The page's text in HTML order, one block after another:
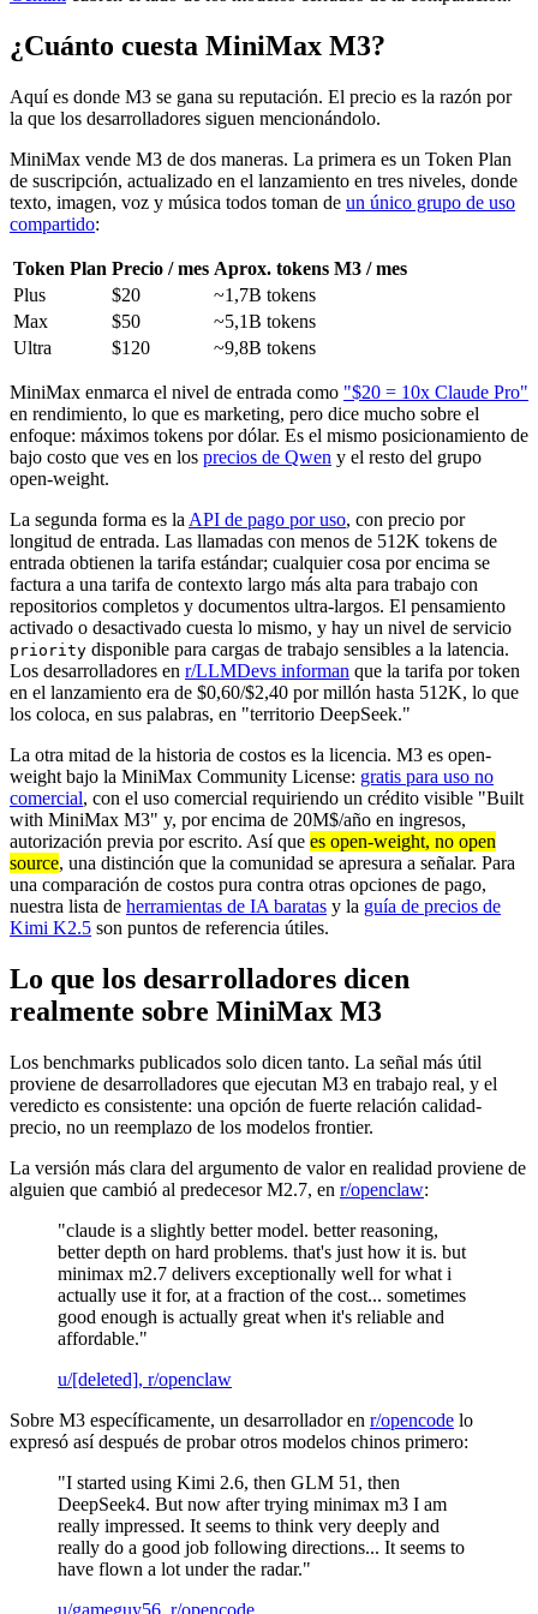
¿Cuánto cuesta MiniMax M3?
Aquí es donde M3 se gana su reputación. El precio es la razón por
la que los desarrolladores siguen mencionándolo.
MiniMax vende M3 de dos maneras. La primera es un Token Plan
de suscripción, actualizado en el lanzamiento en tres niveles, donde
texto, imagen, voz y música todos toman de un único grupo de uso
compartido:
Token Plan Precio / mes Aprox. tokens M3 / mes
Plus
$20
~1,7B tokens
Max
$50
~5,1B tokens
Ultra
$120 ~9,8B tokens
MiniMax enmarca el nivel de entrada como "$20 = 10x Claude Pro"
en rendimiento, lo que es marketing, pero dice mucho sobre el
enfoque: máximos tokens por dólar. Es el mismo posicionamiento de
bajo costo que ves en los precios de Qwen y el resto del grupo
open-weight.
La segunda forma es la API de pago por uso, con precio por
longitud de entrada. Las llamadas con menos de 512K tokens de
entrada obtienen la tarifa estándar; cualquier cosa por encima se
factura a una tarifa de contexto largo más alta para trabajo con
repositorios completos y documentos ultra-largos. El pensamiento
activado o desactivado cuesta lo mismo, y hay un nivel de servicio
priority disponible para cargas de trabajo sensibles a la latencia.
Los desarrolladores en r/LLMDevs informan que la tarifa por token
en el lanzamiento era de $0,60/$2,40 por millón hasta 512K, lo que
los coloca, en sus palabras, en "territorio DeepSeek."
La otra mitad de la historia de costos es la licencia. M3 es open-
weight bajo la MiniMax Community License: gratis para uso no
comercial, con el uso comercial requiriendo un crédito visible "Built
with MiniMax M3" y, por encima de 20M$/año en ingresos,
autorización previa por escrito. Así que es open-weight, no open
source, una distinción que la comunidad se apresura a señalar. Para
una comparación de costos pura contra otras opciones de pago,
nuestra lista de herramientas de IA baratas y la guía de precios de
Kimi K2.5 son puntos de referencia útiles.
Lo que los desarrolladores dicen
realmente sobre MiniMax M3
Los benchmarks publicados solo dicen tanto. La señal más útil
proviene de desarrolladores que ejecutan M3 en trabajo real, y el
veredicto es consistente: una opción de fuerte relación calidad-
precio, no un reemplazo de los modelos frontier.
La versión más clara del argumento de valor en realidad proviene de
alguien que cambió al predecesor M2.7, en r/openclaw:
"claude is a slightly better model. better reasoning,
better depth on hard problems. that's just how it is. but
minimax m2.7 delivers exceptionally well for what i
actually use it for, at a fraction of the cost... sometimes
good enough is actually great when it's reliable and
affordable."
u/[deleted], r/openclaw
Sobre M3 específicamente, un desarrollador en r/opencode lo
expresó así después de probar otros modelos chinos primero:
"I started using Kimi 2.6, then GLM 51, then
DeepSeek4. But now after trying minimax m3 I am
really impressed. It seems to think very deeply and
really do a good job following directions... It seems to
have flown a lot under the radar."
u/gameguy56, r/opencode